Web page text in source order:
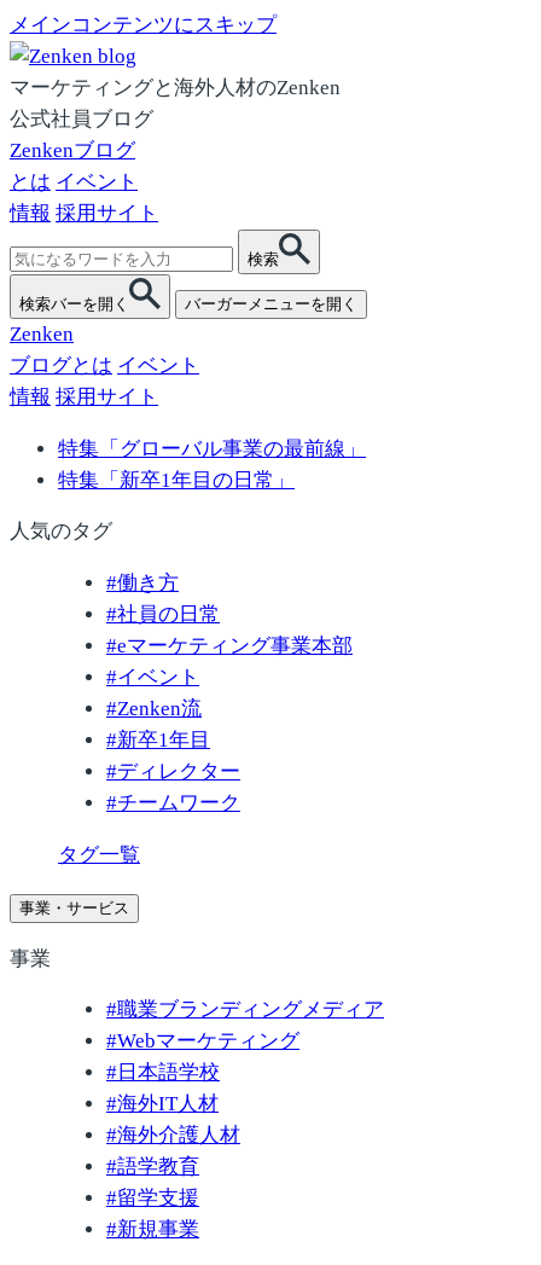
メインコンテンツにスキップ
マーケティングと海外人材のZenken
公式社員ブログ
Zenkenブログ
とは イベント
情報 採用サイト
検
索:
検索
検索バーを開く バーガーメニューを開く
Zenken
ブログとは イベント
情報 採用サイト
特集「グローバル事業の最前線」
特集「新卒1年目の日常」
人気のタグ
#働き方
#社員の日常
#eマーケティング事業本部
#イベント
#Zenken流
#新卒1年目
#ディレクター
#チームワーク
タグ一覧
事業・サービス
事業
#職業ブランディングメディア
#Webマーケティング
# 日本語学校
#海外IT人材
#海外介護人材
#語学教育
#留学支援
#新規事業